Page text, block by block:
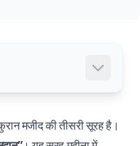
मजीद की तीसरी सूरह है।